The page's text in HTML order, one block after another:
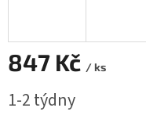
847 Kč / ks
cena:
1-2 týdny